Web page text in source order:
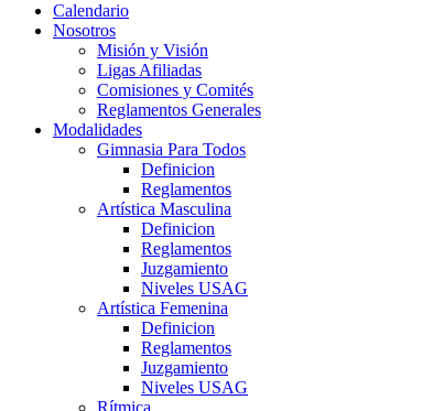
Calendario
Nosotros
Misión y Visión
Ligas Afiliadas
Comisiones y Comités
Reglamentos Generales
Modalidades
Gimnasia Para Todos
Definicion
Reglamentos
Artística Masculina
Definicion
Reglamentos
Juzgamiento
Niveles USAG
Artística Femenina
Definicion
Reglamentos
Juzgamiento
Niveles USAG
Rítmica